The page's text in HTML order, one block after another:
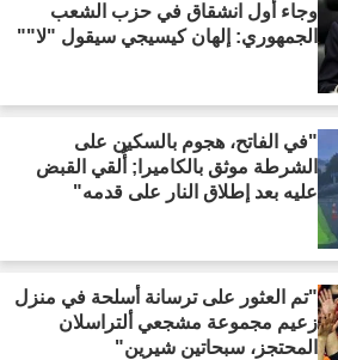
وجاء أول انشقاق في حزب الشعب
الجمهوري: إلهان كيسيجي سيقول "لا""
"في الفاتح، هجوم بالسكين على
الشرطة موثق بالكاميرا; أُلقي القبض
عليه بعد إطلاق النار على قدمه"
"تم العثور على ترسانة أسلحة في منزل
زعيم مجموعة مشجعي ألتراسلان
المحتجز، سبحاتين شيرين"